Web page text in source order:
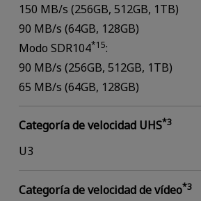
150 MB/s (256GB, 512GB, 1TB)
90 MB/s (64GB, 128GB)
Modo SDR104*15:
90 MB/s (256GB, 512GB, 1TB)
65 MB/s (64GB, 128GB)
Categoría de velocidad UHS*3
U3
Categoría de velocidad de vídeo*3